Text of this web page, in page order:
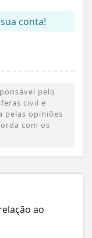
conta!
pelo
civil e
pelas opiniões
com os
ao